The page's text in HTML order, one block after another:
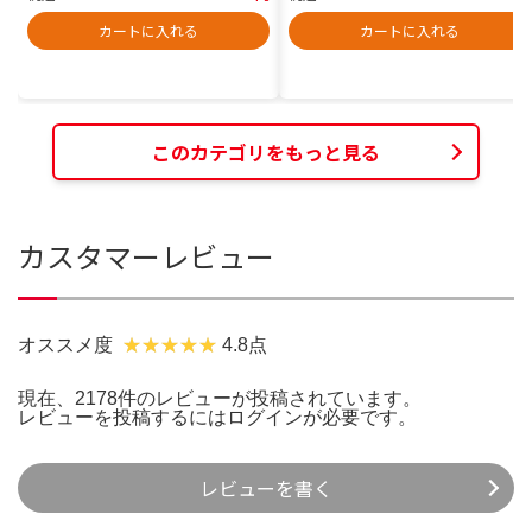
カートに入れる
カートに入れる
このカテゴリをもっと見る
カスタマーレビュー
オススメ度 4.8点
現在、2178件のレビューが投稿されています。
レビューを投稿するには ログインが必要です。
レビューを書く